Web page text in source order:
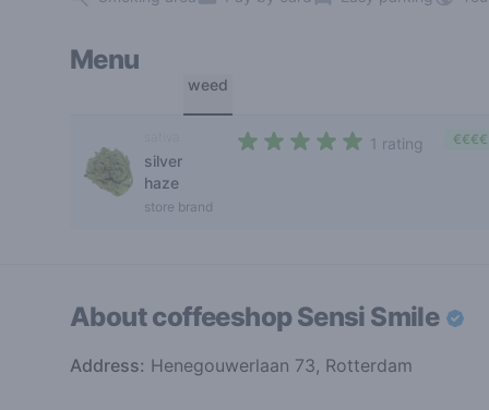
Menu
weed
silver
haze
store brand
1 rating €€€€
About coffeeshopSensi Smile
Address: Henegouwerlaan 73, Rotterdam